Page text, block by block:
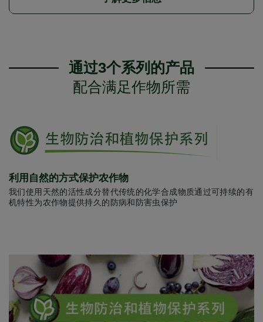
通过3个系列的产品
配合满足作物所需
利用自然的方式保护农作物
我们使用天然的活性成分替代传统的化学合成物质通过可持续的有
机特性为农作物提供持久的防病和防害虫保护